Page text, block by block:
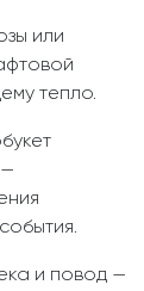
или
тепло.
и повод —